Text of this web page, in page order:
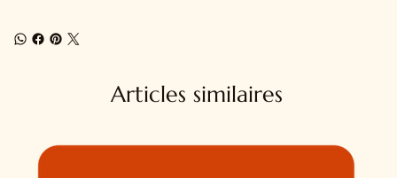
Articles similaires